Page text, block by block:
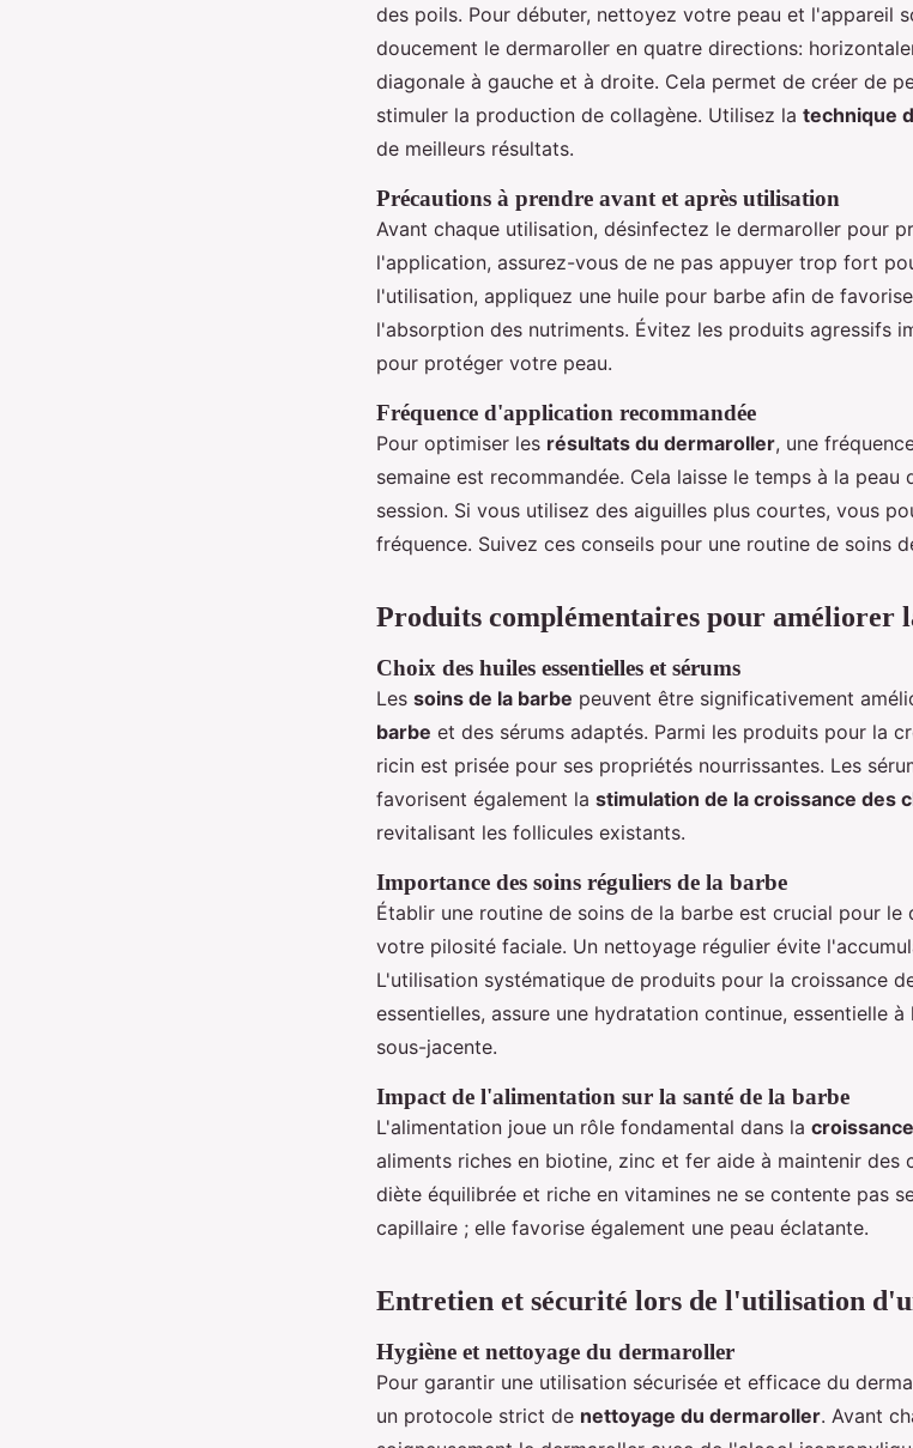
des poils. Pour débuter, nettoyez votre peau et l'appareil
doucement le dermaroller en quatre directions:
diagonale à gauche et à droite. Cela permet de créer de
stimuler la production de collagène. Utilisez la technique
de meilleurs résultats.
Précautions à prendre avant et après utilisation
Avant chaque utilisation, désinfectez le dermaroller pour
l'application, assurez-vous de ne pas appuyer trop fort
l'utilisation, appliquez une huile pour barbe afin de
l'absorption des nutriments. Évitez les produits agressifs
pour protéger votre peau.
Fréquence d'application recommandée
Pour optimiser les résultats du dermaroller, une
semaine est recommandée. Cela laisse le temps à la peau
session. Si vous utilisez des aiguilles plus courtes, vous
fréquence. Suivez ces conseils pour une routine de soins
Produits complémentaires pour améliorer
Choix des huiles essentielles et sérums
Les soins de la barbe peuvent être significativement
barbe et des sérums adaptés. Parmi les produits pour la
ricin est prisée pour ses propriétés nourrissantes. Les
favorisent également la stimulation de la croissance des
revitalisant les follicules existants.
Importance des soins réguliers de la barbe
Établir une routine de soins de la barbe est crucial pour le
votre pilosité faciale. Un nettoyage régulier évite
L'utilisation systématique de produits pour la croissance
essentielles, assure une hydratation continue, essentielle
sous-jacente.
Impact de l'alimentation sur la santé de la barbe
L'alimentation joue un rôle fondamental dans la
aliments riches en biotine, zinc et fer aide à maintenir des
diète équilibrée et riche en vitamines ne se contente pas
capillaire ; elle favorise également une peau éclatante.
Entretien et sécurité lors de l'utilisation
Hygiène et nettoyage du dermaroller
Pour garantir une utilisation sécurisée et efficace du
un protocole strict de nettoyage du dermaroller. Avant